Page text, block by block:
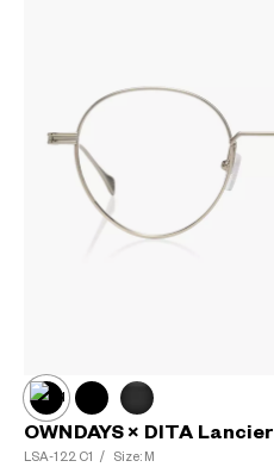
OWNDAYS × DITA Lancier
LSA-122 C1 / Size: M